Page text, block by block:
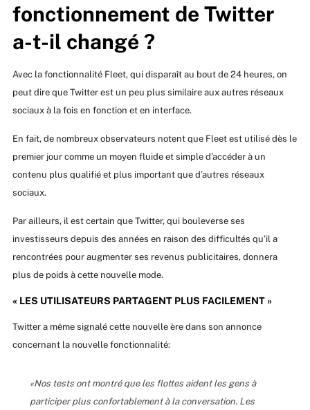
fonctionnement de Twitter
a-t-il changé ?
Avec la fonctionnalité Fleet, qui disparaît au bout de 24 heures, on
peut dire que Twitter est un peu plus similaire aux autres réseaux
sociaux à la fois en fonction et en interface.
En fait, de nombreux observateurs notent que Fleet est utilisé dès le
premier jour comme un moyen fluide et simple d’accéder à un
contenu plus qualifié et plus important que d’autres réseaux
sociaux.
Par ailleurs, il est certain que Twitter, qui bouleverse ses
investisseurs depuis des années en raison des difficultés qu’il a
rencontrées pour augmenter ses revenus publicitaires, donnera
plus de poids à cette nouvelle mode.
« LES UTILISATEURS PARTAGENT PLUS FACILEMENT »
Twitter a même signalé cette nouvelle ère dans son annonce
concernant la nouvelle fonctionnalité:
«Nos tests ont montré que les flottes aident les gens à
participer plus confortablement à la conversation. Les